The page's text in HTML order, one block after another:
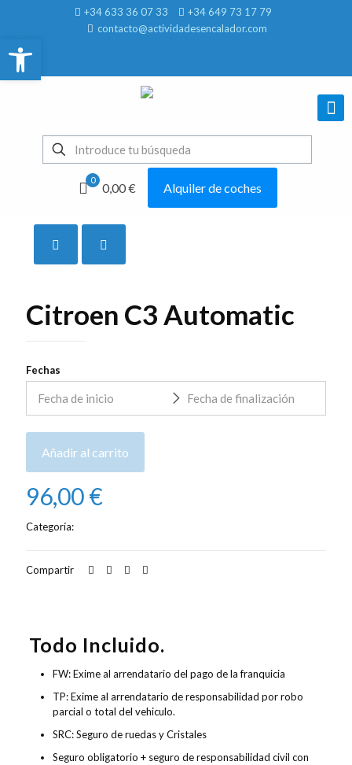
+34 633 36 07 33
+34 649 73 17 79
contacto@actividadesencalador.com
0
0,00 € Alquiler de coches
Citroen C3 Automatic
Fechas
Añadir al carrito
96,00€
Categoría:
Compartir
Todo Incluido.
FW: Exime al arrendatario del pago de la franquicia
TP: Exime al arrendatario de responsabilidad por robo
parcial o total del vehiculo.
SRC: Seguro de ruedas y Cristales
Seguro obligatorio + seguro de responsabilidad civil con
Abrir barra de herramientas